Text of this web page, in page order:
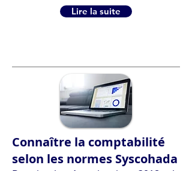
Lire la suite
Connaître la comptabilité
selon les normes Syscohada